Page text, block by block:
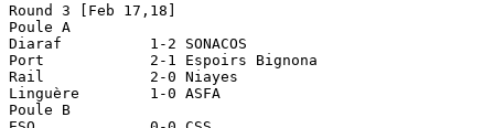
Round 3 [Feb 17,18]
Poule A
Diaraf		1-2 SONACOS
Port		2-1 Espoirs Bignona
Rail		2-0 Niayes
Linguère	1-0 ASFA
Poule B